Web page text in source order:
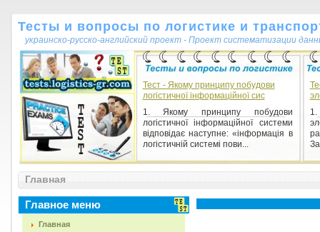
Тесты и вопросы по логистике и
украинско-русско-английский проект - Проект систематизации
Тест - Якому принципу побудови
логістичної інформаційної сис
1. Якому принципу побудови
логістичної інформаційної системи
відповідає наступне: «інформація в
логістичній системі пови...
Главная
Главное меню
Главная